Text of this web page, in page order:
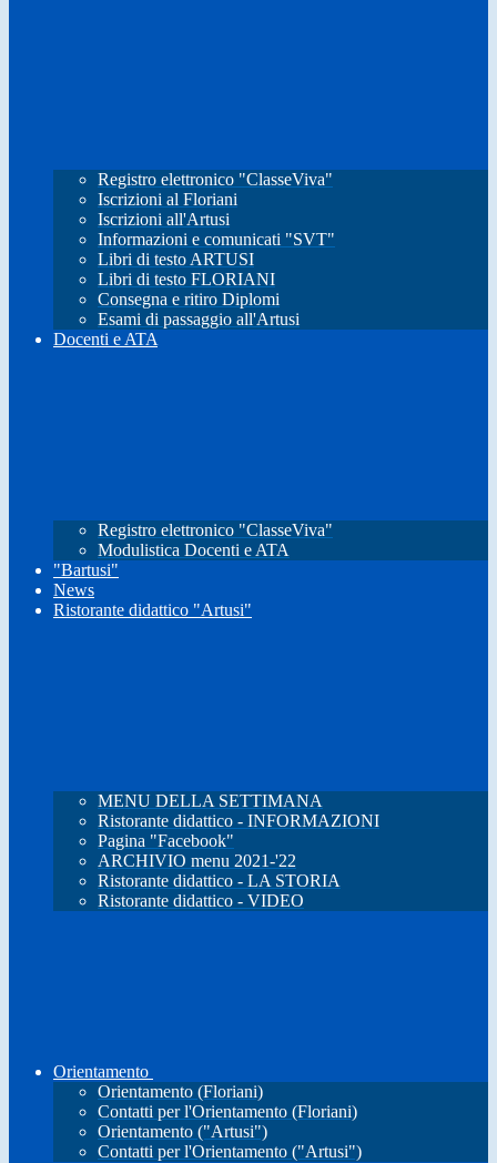
Registro elettronico "ClasseViva"
Iscrizioni al Floriani
Iscrizioni all'Artusi
Informazioni e comunicati "SVT"
Libri di testo ARTUSI
Libri di testo FLORIANI
Consegna e ritiro Diplomi
Esami di passaggio all'Artusi
Docenti e ATA
Registro elettronico "ClasseViva"
Modulistica Docenti e ATA
"Bartusi"
News
Ristorante didattico "Artusi"
MENU DELLA SETTIMANA
Ristorante didattico - INFORMAZIONI
Pagina "Facebook"
ARCHIVIO menu 2021-'22
Ristorante didattico - LA STORIA
Ristorante didattico - VIDEO
Orientamento
Orientamento (Floriani)
Contatti per l'Orientamento (Floriani)
Orientamento ("Artusi")
Contatti per l'Orientamento ("Artusi")